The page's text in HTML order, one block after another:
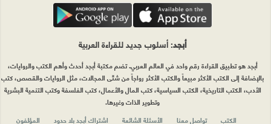
أبجد: أسلوب جديد للقراءة العربية
أبجد هو تطبيق القراءة رقم واحد في العالم العربي. تضم مكتبة أبجد أحدث وأهم الكتب والروايات،
بالإضافة إلى الكتب الأكثر مبيعاً والكتب الأكثر رواجاً من شتّى المجالات، مثل الروايات والقصص، كتب
الأدب، الكتب التاريخية، الكتب السياسية، كتب المال والأعمال، كتب الفلسفة وكتب التنمية البشرية
وتطوير الذات وغيرها.
الكتب
تواصل معنا الأسئلة الشائعة اشتراك أبجد بلا حدود المؤلفون